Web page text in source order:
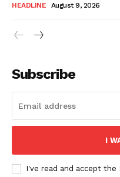
HEADLINE August 9, 2026
Subscribe
I
I've read and accept the